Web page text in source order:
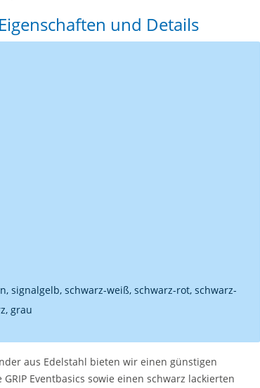
und Details
signalgelb, schwarz-weiß, schwarz-rot, schwarz-
grau
aus Edelstahl bieten wir einen günstigen
Eventbasics sowie einen schwarz lackierten